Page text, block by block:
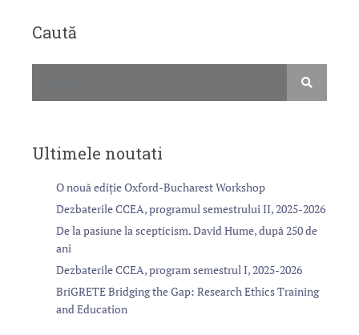
Caută
Ultimele noutati
O nouă ediție Oxford-Bucharest Workshop
Dezbaterile CCEA, programul semestrului II, 2025-2026
De la pasiune la scepticism. David Hume, după 250 de
ani
Dezbaterile CCEA, program semestrul I, 2025-2026
BriGRETE Bridging the Gap: Research Ethics Training
and Education